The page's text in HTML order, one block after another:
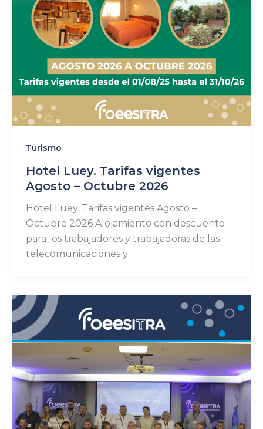
Turismo
Hotel Luey. Tarifas vigentes
Agosto – Octubre 2026
Hotel Luey. Tarifas vigentes Agosto –
Octubre 2026 Alojamiento con descuento
para los trabajadores y trabajadoras de las
telecomunicaciones y